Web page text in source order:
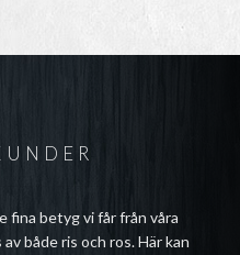
fina betyg vi får från våra
både ris och ros. Här kan